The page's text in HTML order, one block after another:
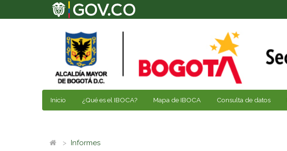
Inicio ¿Qué es el IBOCA? Mapa de IBOCA Consulta de datos
Informes